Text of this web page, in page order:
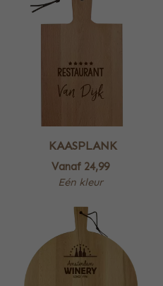
KAASPLANK
Vanaf 24,99
Eén kleur